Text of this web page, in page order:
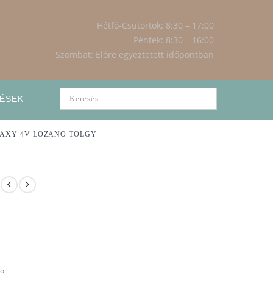
Hétfő-Csütörtök: 8:30 – 17:00
Péntek: 8:30 – 16:00
Szombat: Előre egyeztetett időpontban
4V LOZANO TÖLGY